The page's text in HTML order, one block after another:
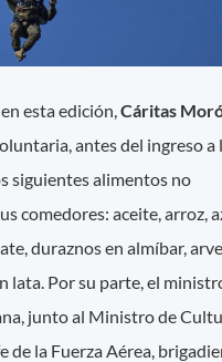
esta edición,Cáritas
antes del ingreso a
siguientes alimentos no
comedores: aceite, arroz,
duraznos en almíbar,
lata. Por su parte, el
junto al Ministro de
de la Fuerza Aérea,